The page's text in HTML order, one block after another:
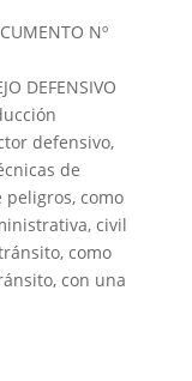
Nº
DEFENSIVO
defensivo,
de
como
civil
como
con una